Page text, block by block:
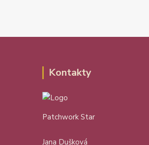
Kontakty
Patchwork Star
Jana Dušková